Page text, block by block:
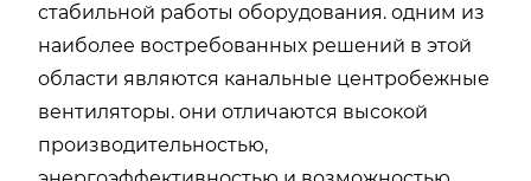
стабильной работы оборудования. одним из
наиболее востребованных решений в этой
области являются канальные центробежные
вентиляторы. они отличаются высокой
производительностью,